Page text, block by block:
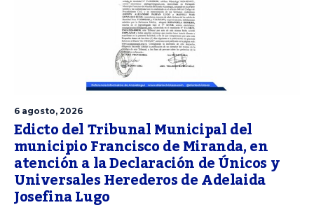
6 agosto, 2026
Edicto del Tribunal Municipal del
municipio Francisco de Miranda, en
atención a la Declaración de Únicos y
Universales Herederos de Adelaida
Josefina Lugo